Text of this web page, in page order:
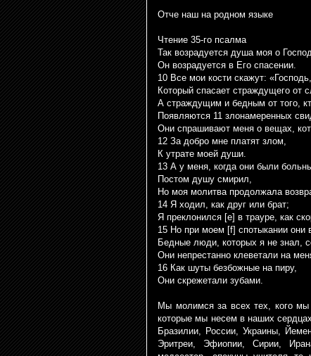
Отче наш на родном языке
Чтение 35-го псалма
Так возрадуется душа моя о
Он возрадуется в Его спасении.
10 Все мои кости скажут:
Который спасает страждущего от
А страждущим и бедным от того,
Появляются 11 злонамеренных
Они спрашивают меня о вещах,
12 За добро мне платят злом,
К утрате моей души.
13 А у меня, когда они были
Постом душу смирил,
Но моя молитва продолжала
14 Я ходил, как друг или брат;
Я преклонился [е] в трауре, как
15 Но при моем [f] спотыкании они
Бедные люди, которых я не знал,
Они непрестанно клеветали на
16 Как шуты безбожные на пиру,
Они скрежетали зубами.
Мы молимся за всех тех, кого
которые мы несем в наших
Бразилии, России, Украины,
Эритреи, Эфиопии, Сирии,